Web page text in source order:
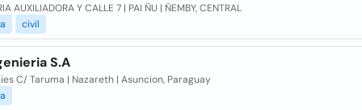
AUXILIADORA Y CALLE 7 | PAI ÑU | ÑEMBY, CENTRAL
civil
S.A
C/ Taruma | Nazareth | Asuncion, Paraguay